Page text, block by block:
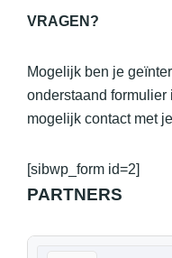
VRAGEN?
Mogelijk ben je
onderstaand formulier
mogelijk contact met
[sibwp_form id=2]
PARTNERS